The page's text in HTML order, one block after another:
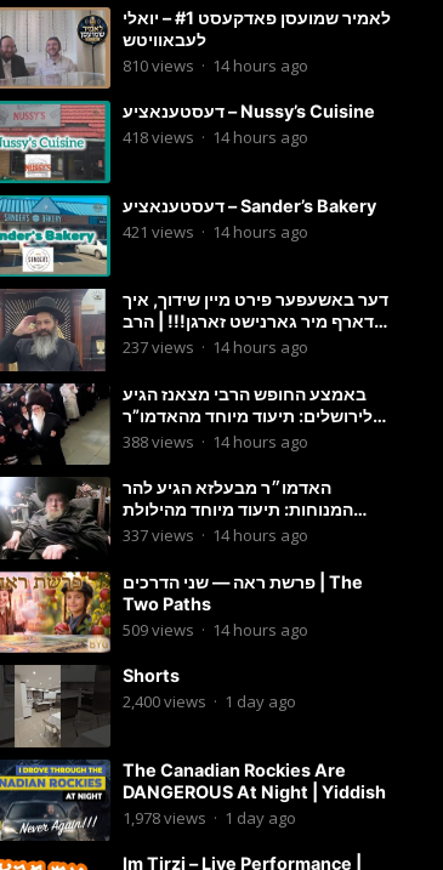
לאמיר שמועסן פאדקעסט #1 – יואלי
לעבאוויטש
810views · 14 hours ago
דעסטענאציע – Nussy’s Cuisine
418views · 14 hours ago
דעסטענאציע – Sander’s Bakery
421 views · 14 hours ago
דער באשעפער פירט מיין שידוך, איך
דארף מיר גארנישט זארגן!!! | הרב
מענדל ווייס
237views · 14 hours ago
באמצע החופש הרבי מצאנז הגיע
לירושלים: תיעוד מיוחד מהאדמו”ר
בריקוד המצווה טאנץ בשמחת בית
388views · 14 hours ago
האדמו״ר מבעלזא הגיע להר
המנוחות: תיעוד מיוחד מהילולת
הרה״ק רבי אהרון מבעלזא זי״ע
337views · 14 hours ago
פרשת ראה — שני הדרכים | The
Two Paths
509views · 14 hours ago
Shorts
2,400views · 1 day ago
The Canadian Rockies Are
DANGEROUS At Night | Yiddish
1,978views · 1 day ago
Im Tirzi – Live Performance |